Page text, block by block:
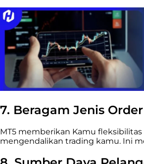
7. Beragam Jenis Order
MT5 memberikan Kamu
mengendalikan trading kamu. Ini